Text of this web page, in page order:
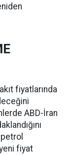
fiyatlarında
ABD-İran
fiyat